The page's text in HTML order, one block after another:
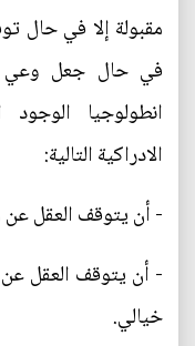
مقبولة إلا في حال
في حال جعل وعي
انطولوجيا
الادراكية التالية:
- أن يتوقف العقل عن
- أن يتوقف العقل
خيالي.